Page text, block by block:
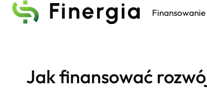
Przejdź
Jak finansować